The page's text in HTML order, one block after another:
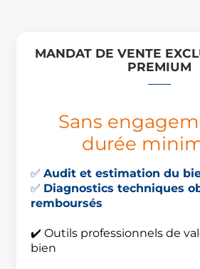
MANDAT DE VENTE
PREMIUM
Sans
durée
✅ Audit et estimation du
✅ Diagnostics techniques
remboursés
✔️ Outils professionnels de
bien